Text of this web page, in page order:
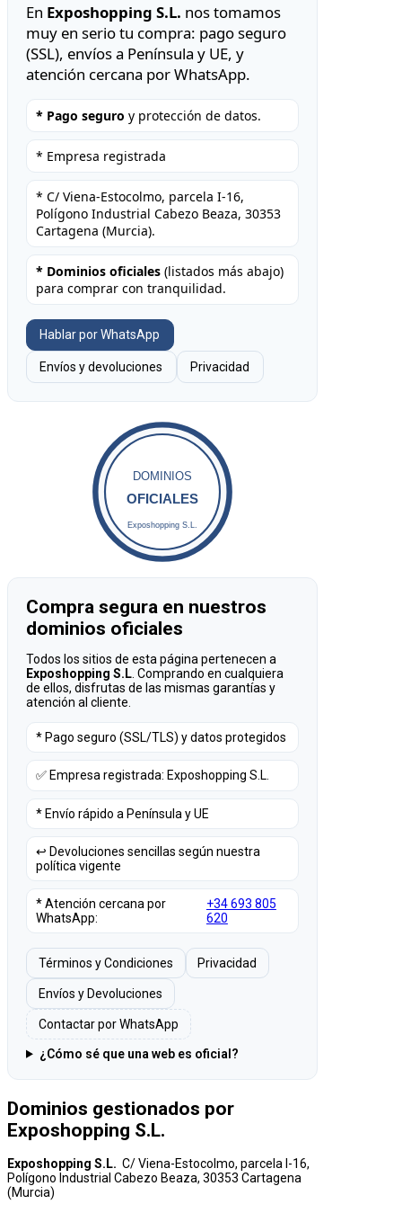
En Exposhopping S.L. nos tomamos
muy en serio tu compra: pago seguro
(SSL), envíos a Península y UE, y
atención cercana por WhatsApp.
* Pago seguro y protección de datos.
* Empresa registrada
* C/ Viena-Estocolmo, parcela I-16,
Polígono Industrial Cabezo Beaza, 30353
Cartagena (Murcia).
* Dominios oficiales (listados más abajo)
para comprar con tranquilidad.
Hablar por WhatsApp
Envíos y devoluciones Privacidad
DOMINIOS
OFICIALES
Exposhopping S.L.
Compra segura en nuestros
dominios oficiales
Todos los sitios de esta página pertenecen a
Exposhopping S.L . Comprando en cualquiera
de ellos, disfrutas de las mismas garantías y
atención al cliente.
* Pago seguro (SSL/TLS) y datos protegidos
✅ Empresa registrada: Exposhopping S.L.
* Envío rápido a Península y UE
↩️ Devoluciones sencillas según nuestra
política vigente
* Atención cercana por
WhatsApp:
+34 693 805
620
Términos y Condiciones Privacidad
Envíos y Devoluciones
Contactar por WhatsApp
¿Cómo sé que una web es oficial?
Dominios gestionados por
Exposhopping S.L.
Exposhopping S.L. C/ Viena-Estocolmo, parcela I-16,
Polígono Industrial Cabezo Beaza, 30353 Cartagena
(Murcia)